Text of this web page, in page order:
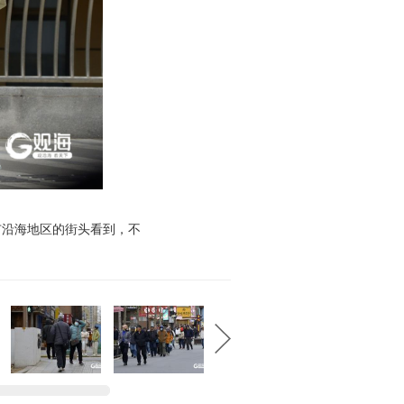
海地区的街头看到，不